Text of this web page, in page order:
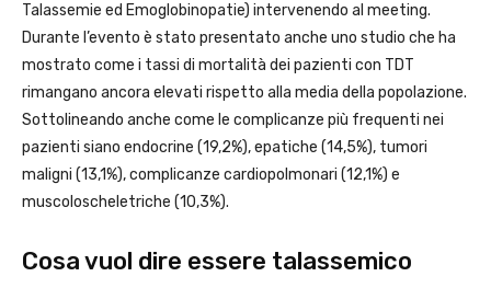
Talassemie ed Emoglobinopatie) intervenendo al meeting.
Durante l’evento è stato presentato anche uno studio che ha
mostrato come i tassi di mortalità dei pazienti con TDT
rimangano ancora elevati rispetto alla media della popolazione.
Sottolineando anche come le complicanze più frequenti nei
pazienti siano endocrine (19,2%), epatiche (14,5%), tumori
maligni (13,1%), complicanze cardiopolmonari (12,1%) e
muscoloscheletriche (10,3%).
Cosa vuol dire essere talassemico